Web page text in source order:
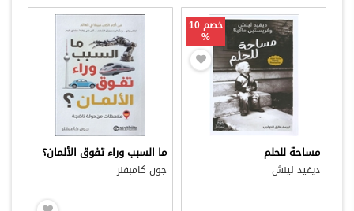
خصم 10
%
مساحة للحلم
ديفيد لينش
ما السبب وراء تفوق الألمان؟
جون كامبفنر